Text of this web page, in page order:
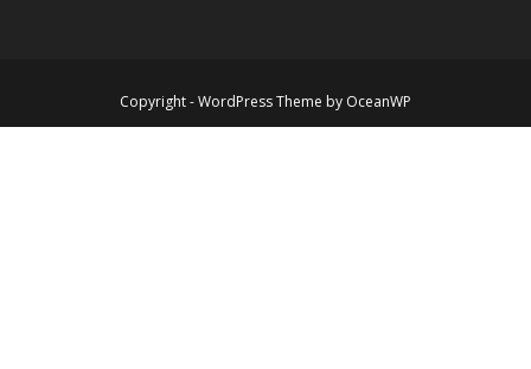
Copyright - WordPress Theme by OceanWP